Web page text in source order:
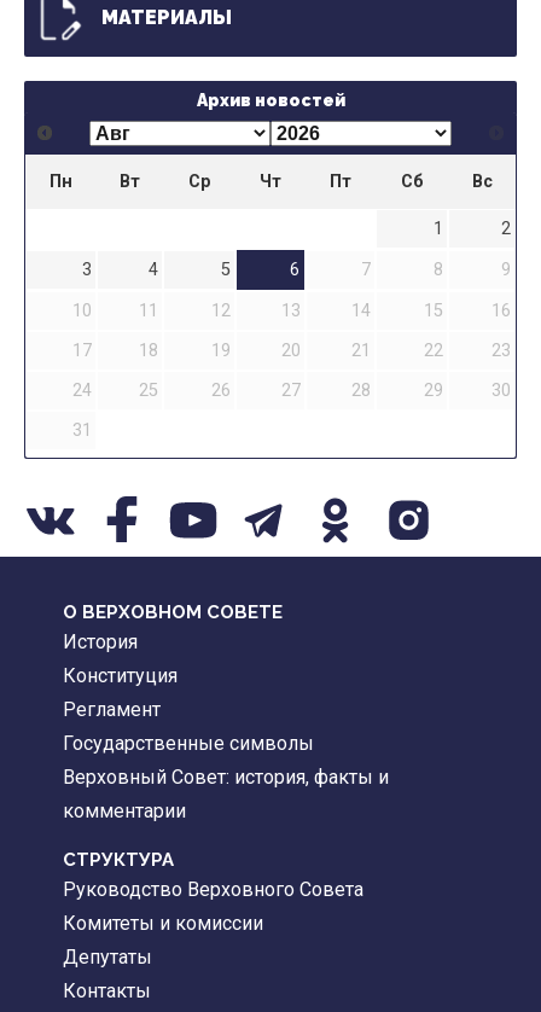
МАТЕРИАЛЫ
Архив новостей
Пн Вт Ср Чт Пт Сб Вс
1
2
3
4 5 6 7 8
9
10
11 12 13 14 15
16
17
18 19 20 21 22
23
24
25 26 27 28 29
30
31
О ВЕРХОВНОМ СОВЕТЕ
История
Конституция
Регламент
Государственные символы
Верховный Совет: история, факты и
комментарии
CТРУКТУРА
Руководство Верховного Совета
Комитеты и комиссии
Депутаты
Контакты